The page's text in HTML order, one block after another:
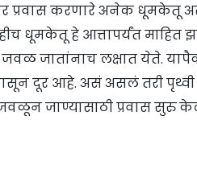
प्रवास करणारे अनेक धूमकेतू
धूमकेतू हे आत्तापर्यंत
जवळ जातांनाच लक्षात येते.
दूर आहे. असं असलं तरी पृथ्वी
जाण्यासाठी प्रवास सुरु